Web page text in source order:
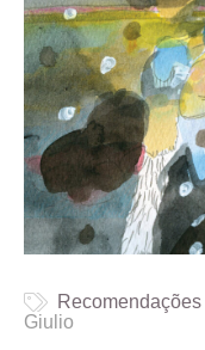
Recomendações
Giulio